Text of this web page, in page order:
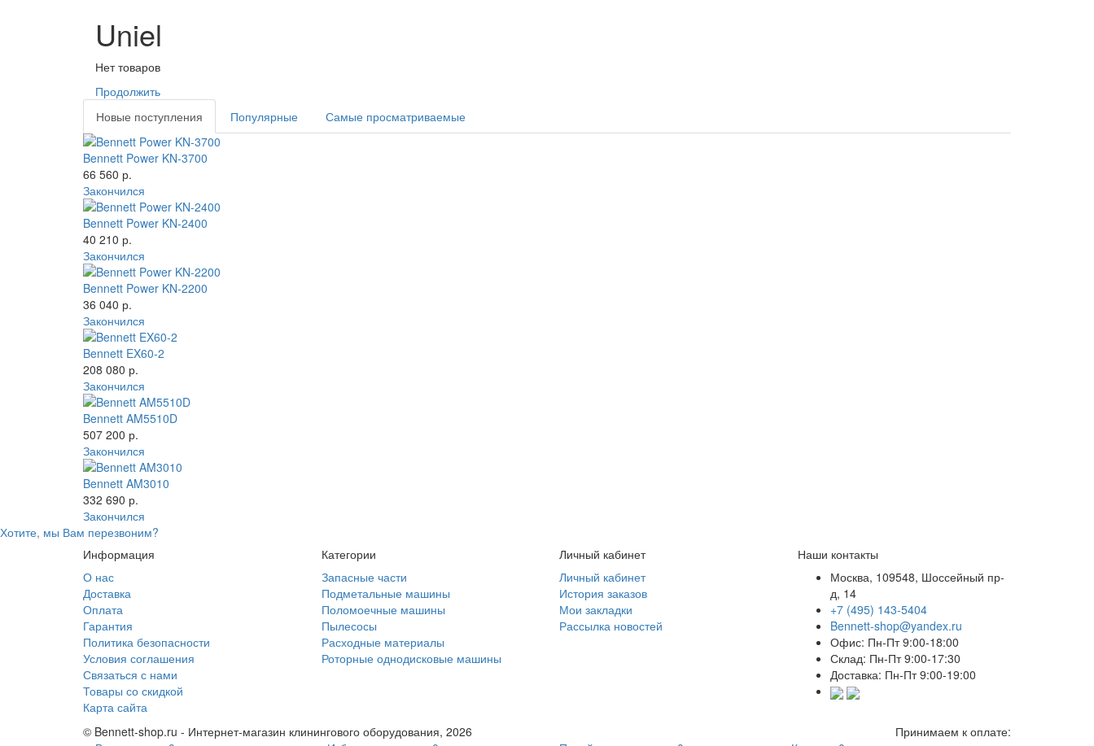
Uniel
Нет товаров
Продолжить
Новые поступления
Популярные Самые просматриваемые
Bennett Power KN-3700
66 560 р.
Закончился
Bennett Power KN-2400
40 210 р.
Закончился
Bennett Power KN-2200
36 040 р.
Закончился
Bennett EX60-2
208 080 р.
Закончился
Bennett AM5510D
507 200 р.
Закончился
Bennett AM3010
332 690 р.
Закончился
Хотите, мы Вам перезвоним?
Информация
О нас
Доставка
Оплата
Гарантия
Политика безопасности
Условия соглашения
Связаться с нами
Товары со скидкой
Карта сайта
Категории
Запасные части
Подметальные машины
Поломоечные машины
Пылесосы
Расходные материалы
Роторные однодисковые машины
Личный кабинет
Личный кабинет
История заказов
Мои закладки
Рассылка новостей
Наши контакты
Москва, 109548, Шоссейный пр-
д, 14
+7 (495) 143-5404
Bennett-shop@yandex.ru
Офис: Пн-Пт 9:00-18:00
Склад: Пн-Пт 9:00-17:30
Доставка: Пн-Пт 9:00-19:00
© Bennett-shop.ru - Интернет-магазин клинингового оборудования, 2026
Принимаем к оплате: